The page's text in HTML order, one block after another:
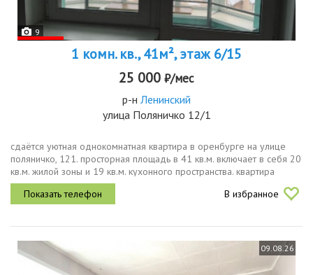
9
1 комн. кв., 41м², этаж 6/15
25 000 ₽/мес
р-н Ленинский
улица Поляничко 12/1
сдаётся уютная однокомнатная квартира в оренбурге на улице
поляничко, 121. просторная площадь в 41 кв.м. включает в себя 20
кв.м. жилой зоны и 19 кв.м. кухонного пространства. квартира
расположена на 6 этаже 15этажного панельного дома, который
был...
В избранное
09.08.26